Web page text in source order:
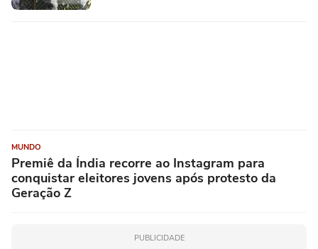
MUNDO
Premiê da Índia recorre ao Instagram para
conquistar eleitores jovens após protesto da
Geração Z
PUBLICIDADE